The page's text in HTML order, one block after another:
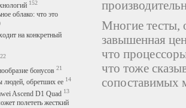
152
облако: что это
на конкретный
22
бонусов 21
людей, обретших ее 14
Ascend D1 Quad 13
полететь жесткий
Многие тесты,
завышенная
что
что тоже
сопоставимых